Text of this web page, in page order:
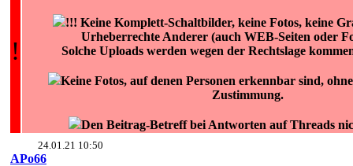
!
!!! Keine Komplett-Schaltbilder, keine Fotos, keine
Urheberrechte Anderer (auch WEB-Seiten oder
Solche Uploads werden wegen der Rechtslage
Keine Fotos, auf denen Personen erkennbar sind,
Zustimmung.
Den Beitrag-Betreff bei Antworten auf Threads
24.01.21 10:50
APo66